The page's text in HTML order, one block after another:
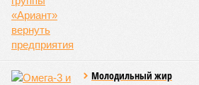
Молодильный жир